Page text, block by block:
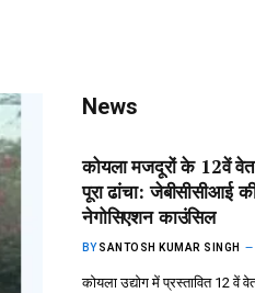
News
कोयला मजदूरों के 12वें
पूरा ढांचा: जेबीसीसीआई
नेगोसिएशन काउंसिल
BY SANTOSH KUMAR SINGH
कोयला उद्योग में प्रस्तावित 12 वें